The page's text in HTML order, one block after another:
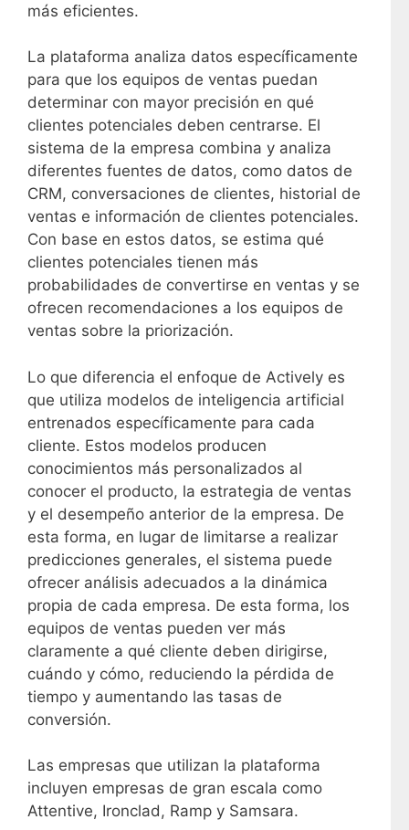
más eficientes.
La plataforma analiza datos específicamente
para que los equipos de ventas puedan
determinar con mayor precisión en qué
clientes potenciales deben centrarse. El
sistema de la empresa combina y analiza
diferentes fuentes de datos, como datos de
CRM, conversaciones de clientes, historial de
ventas e información de clientes potenciales.
Con base en estos datos, se estima qué
clientes potenciales tienen más
probabilidades de convertirse en ventas y se
ofrecen recomendaciones a los equipos de
ventas sobre la priorización.
Lo que diferencia el enfoque de Actively es
que utiliza modelos de inteligencia artificial
entrenados específicamente para cada
cliente. Estos modelos producen
conocimientos más personalizados al
conocer el producto, la estrategia de ventas
y el desempeño anterior de la empresa. De
esta forma, en lugar de limitarse a realizar
predicciones generales, el sistema puede
ofrecer análisis adecuados a la dinámica
propia de cada empresa. De esta forma, los
equipos de ventas pueden ver más
claramente a qué cliente deben dirigirse,
cuándo y cómo, reduciendo la pérdida de
tiempo y aumentando las tasas de
conversión.
Las empresas que utilizan la plataforma
incluyen empresas de gran escala como
Attentive, Ironclad, Ramp y Samsara.